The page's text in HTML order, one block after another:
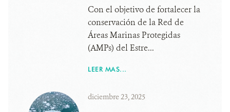
Con el objetivo de fortalecer la
conservación de la Red de
Áreas Marinas Protegidas
(AMPs) del Estre...
LEER MAS...
diciembre 23, 2025